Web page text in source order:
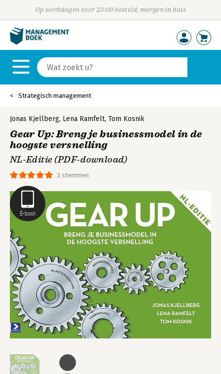
Op werkdagen voor 23:00 besteld, morgen in huis
Strategisch management
E-book
3 stemmen
Jonas Kjellberg, Lena Ramfelt, Tom Kosnik
Gear Up: Breng je businessmodel in de
hoogste versnelling
NL-Editie (PDF-download)